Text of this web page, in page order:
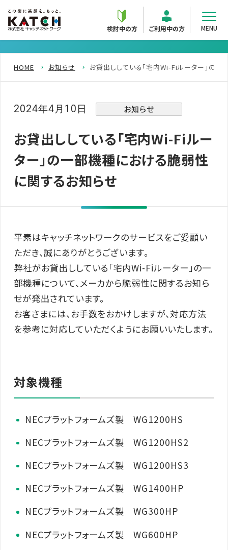
検討中の方 ご利用中の方 MENU
HOME お知らせ お貸出ししている「宅内Wi-Fiルーター」の
2024年4月10日 お知らせ
お貸出ししている「宅内Wi-Fiルー
ター」の一部機種における脆弱性
に関するお知らせ
平素はキャッチネットワークのサービスをご愛顧い
ただき、誠にありがとうございます。
弊社がお貸出ししている「宅内Wi-Fiルーター」の一
部機種について、メーカから脆弱性に関するお知ら
せが発出されています。
お客さまには、お手数をおかけしますが、対応方法
を参考に対応していただくようにお願いいたします。
対象機種
NECプラットフォームズ製 WG1200HS
NECプラットフォームズ製 WG1200HS2
NECプラットフォームズ製 WG1200HS3
NECプラットフォームズ製 WG1400HP
NECプラットフォームズ製 WG300HP
NECプラットフォームズ製 WG600HP